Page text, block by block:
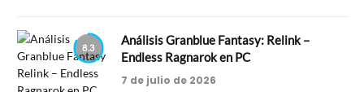
8.3
Análisis Granblue Fantasy: Relink –
Endless Ragnarok en PC
7 de julio de 2026